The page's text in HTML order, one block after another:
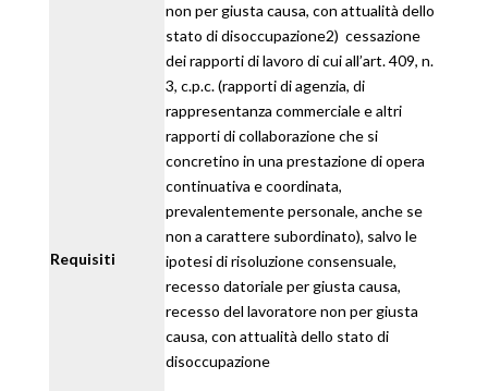
Requisiti
non per giusta causa, con attualità dello
stato di disoccupazione2) cessazione
dei rapporti di lavoro di cui all’art. 409, n.
3, c.p.c. (rapporti di agenzia, di
rappresentanza commerciale e altri
rapporti di collaborazione che si
concretino in una prestazione di opera
continuativa e coordinata,
prevalentemente personale, anche se
non a carattere subordinato), salvo le
ipotesi di risoluzione consensuale,
recesso datoriale per giusta causa,
recesso del lavoratore non per giusta
causa, con attualità dello stato di
disoccupazione